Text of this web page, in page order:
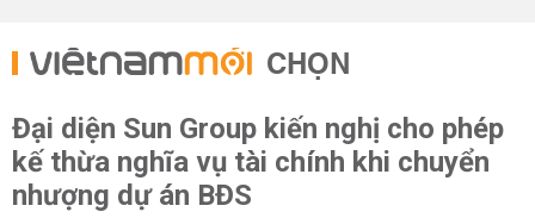
CHỌN
Đại diện Sun Group kiến nghị cho phép
kế thừa nghĩa vụ tài chính khi chuyển
nhượng dự án BĐS